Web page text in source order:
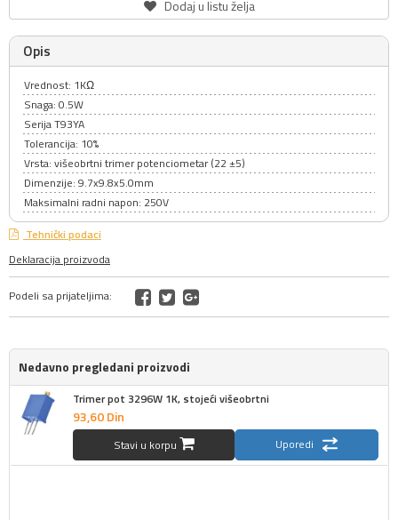
Dodaj u listu želja
Opis
Vrednost: 1KΩ
Snaga: 0.5W
Serija T93YA
Tolerancija: 10%
Vrsta: višeobrtni trimer potenciometar (22 ±5)
Dimenzije: 9.7x9.8x5.0mm
Maksimalni radni napon: 250V
Tehnički podaci
Deklaracija proizvoda
Podeli sa prijateljima:
Nedavno pregledani proizvodi
Trimer pot 3296W 1K, stojeći višeobrtni
93,60Din
Stavi u korpu Uporedi